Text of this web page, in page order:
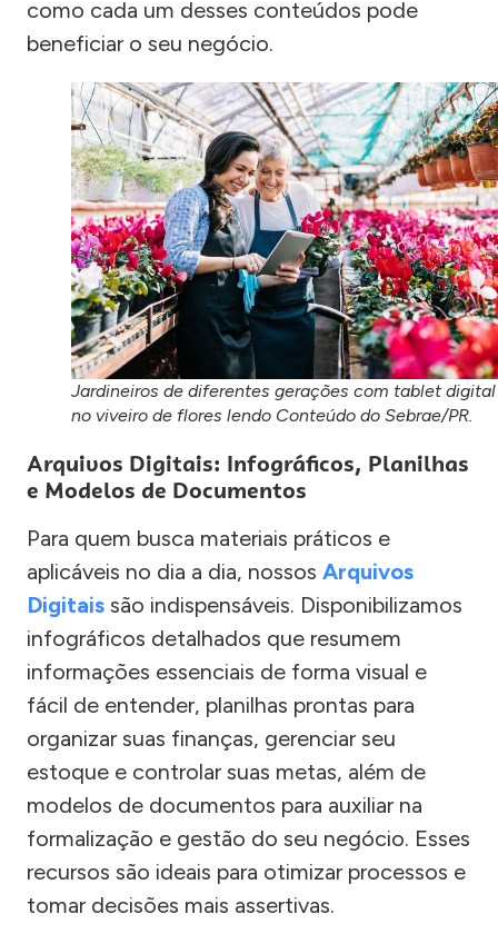
como cada um desses conteúdos pode
beneficiar o seu negócio.
Jardineiros de diferentes gerações com tablet digital
no viveiro de flores lendo Conteúdo do Sebrae/PR.
Arquivos Digitais: Infográficos, Planilhas
e Modelos de Documentos
Para quem busca materiais práticos e
aplicáveis no dia a dia, nossos Arquivos
Digitais são indispensáveis. Disponibilizamos
infográficos detalhados que resumem
informações essenciais de forma visual e
fácil de entender, planilhas prontas para
organizar suas finanças, gerenciar seu
estoque e controlar suas metas, além de
modelos de documentos para auxiliar na
formalização e gestão do seu negócio. Esses
recursos são ideais para otimizar processos e
tomar decisões mais assertivas.